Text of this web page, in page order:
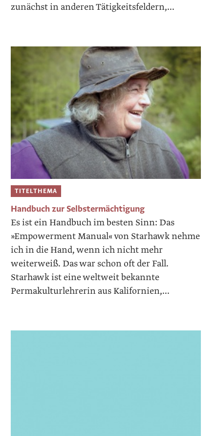
zunächst in anderen Tätigkeitsfeldern,...
TITELTHEMA
Handbuch zur Selbstermächtigung
Es ist ein Handbuch im besten Sinn: Das
»Empowerment Manual« von Starhawk nehme
ich in die Hand, wenn ich nicht mehr
weiterweiß. Das war schon oft der Fall.
Starhawk ist eine weltweit bekannte
Permakulturlehrerin aus Kalifornien,...